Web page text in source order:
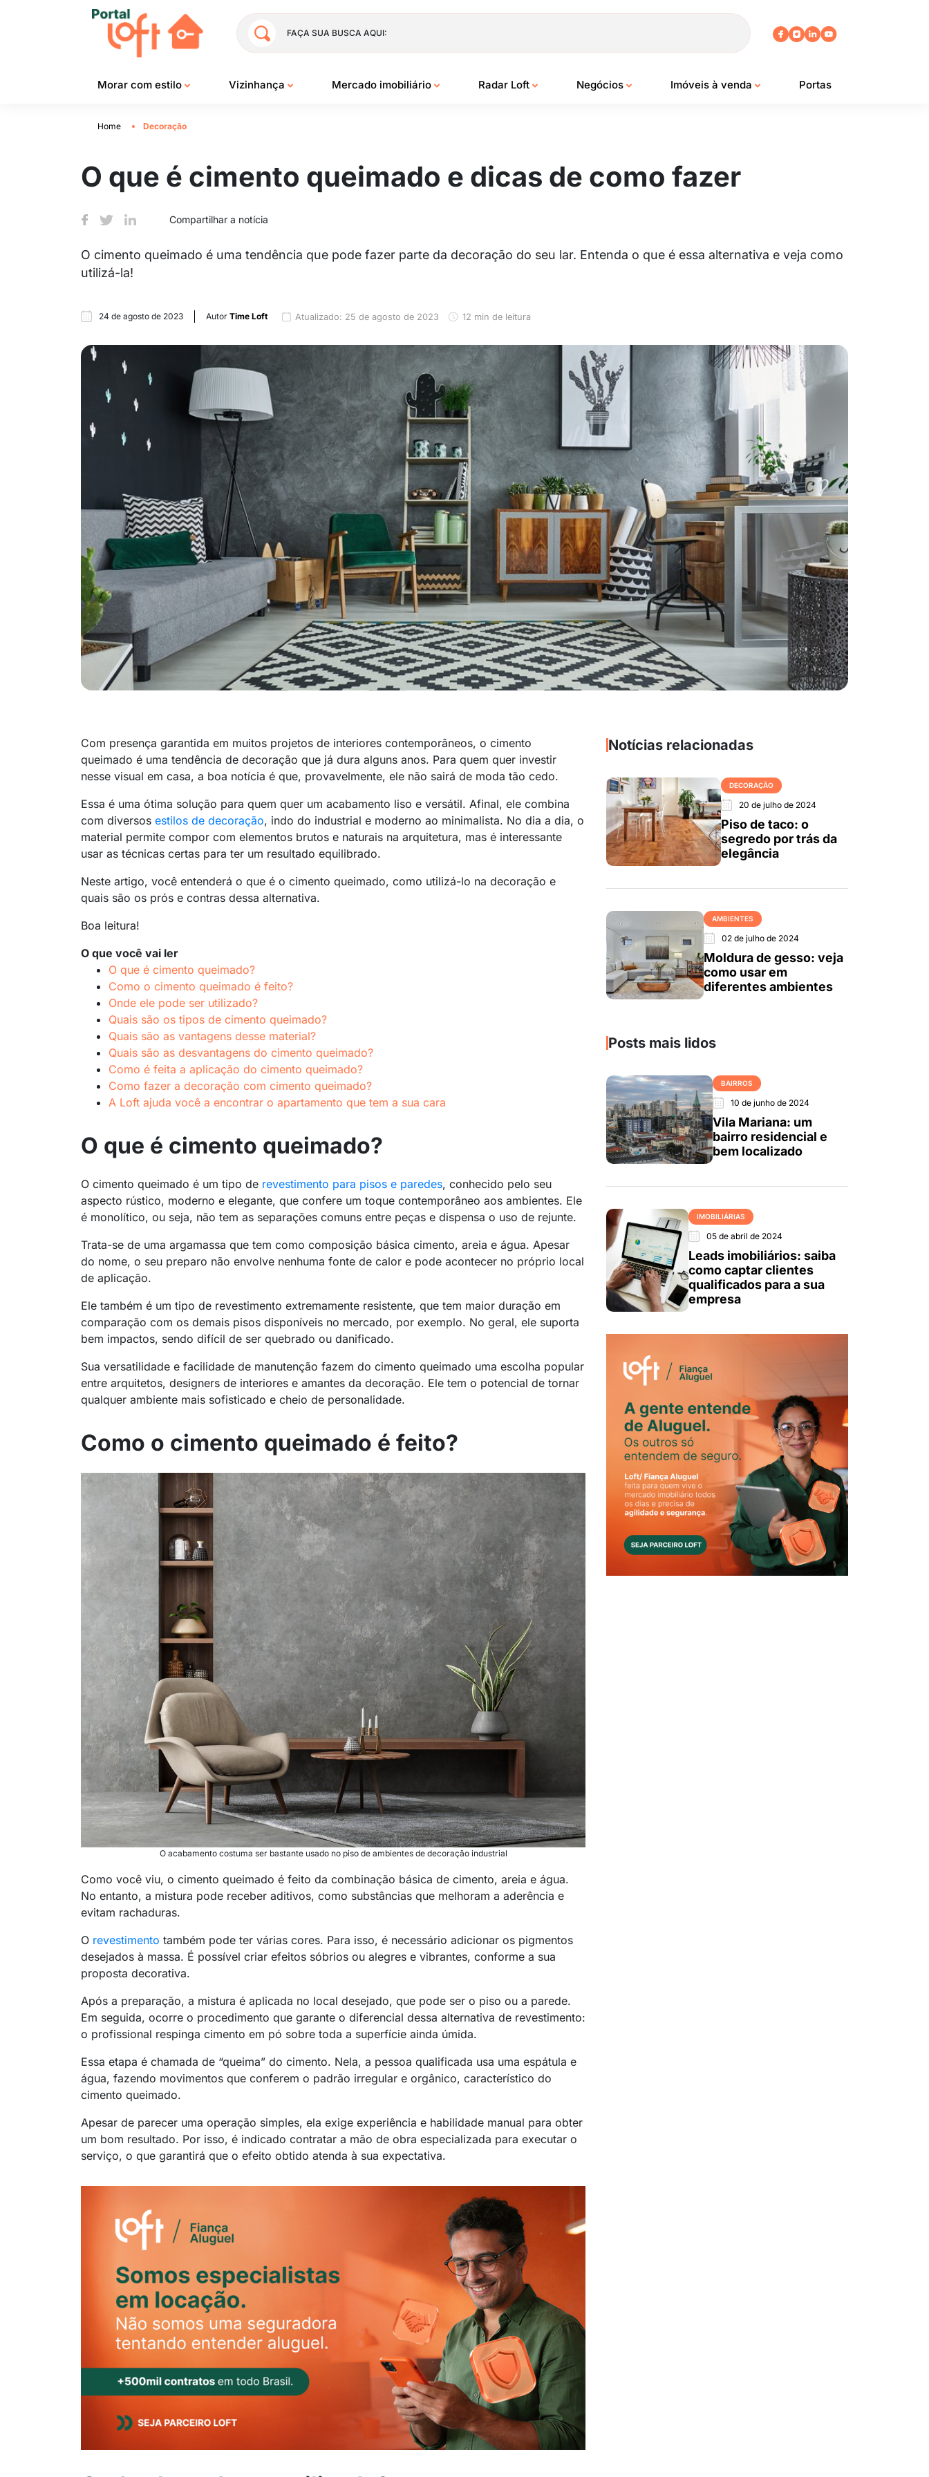
FAÇA SUA BUSCA AQUI:
Morar com estilo Vizinhança Mercado imobiliário Radar Loft Negócios Imóveis à venda Portas
Home Decoração
O que é cimento queimado e dicas de como fazer
Compartilhar a notícia
O cimento queimado é uma tendência que pode fazer parte da decoração do seu lar. Entenda o que é essa alternativa e veja como
utilizá-la!
24 de agosto de 2023 Autor Time Loft Atualizado: 25 de agosto de 2023 12 min de leitura
Com presença garantida em muitos projetos de interiores contemporâneos, o cimento
queimado é uma tendência de decoração que já dura alguns anos. Para quem quer investir
nesse visual em casa, a boa notícia é que, provavelmente, ele não sairá de moda tão cedo.
Essa é uma ótima solução para quem quer um acabamento liso e versátil. Afinal, ele combina
com diversos estilos de decoração, indo do industrial e moderno ao minimalista. No dia a dia, o
material permite compor com elementos brutos e naturais na arquitetura, mas é interessante
usar as técnicas certas para ter um resultado equilibrado.
Neste artigo, você entenderá o que é o cimento queimado, como utilizá-lo na decoração e
quais são os prós e contras dessa alternativa.
Boa leitura!
O que você vai ler
O que é cimento queimado?
Como o cimento queimado é feito?
Onde ele pode ser utilizado?
Quais são os tipos de cimento queimado?
Quais são as vantagens desse material?
Quais são as desvantagens do cimento queimado?
Como é feita a aplicação do cimento queimado?
Como fazer a decoração com cimento queimado?
A Loft ajuda você a encontrar o apartamento que tem a sua cara
O que é cimento queimado?
O cimento queimado é um tipo de revestimento para pisos e paredes, conhecido pelo seu
aspecto rústico, moderno e elegante, que confere um toque contemporâneo aos ambientes. Ele
é monolítico, ou seja, não tem as separações comuns entre peças e dispensa o uso de rejunte.
Trata-se de uma argamassa que tem como composição básica cimento, areia e água. Apesar
do nome, o seu preparo não envolve nenhuma fonte de calor e pode acontecer no próprio local
de aplicação.
Ele também é um tipo de revestimento extremamente resistente, que tem maior duração em
comparação com os demais pisos disponíveis no mercado, por exemplo. No geral, ele suporta
bem impactos, sendo difícil de ser quebrado ou danificado.
Sua versatilidade e facilidade de manutenção fazem do cimento queimado uma escolha popular
entre arquitetos, designers de interiores e amantes da decoração. Ele tem o potencial de tornar
qualquer ambiente mais sofisticado e cheio de personalidade.
Como o cimento queimado é feito?
O acabamento costuma ser bastante usado no piso de ambientes de decoração industrial
Como você viu, o cimento queimado é feito da combinação básica de cimento, areia e água.
No entanto, a mistura pode receber aditivos, como substâncias que melhoram a aderência e
evitam rachaduras.
O revestimento também pode ter várias cores. Para isso, é necessário adicionar os pigmentos
desejados à massa. É possível criar efeitos sóbrios ou alegres e vibrantes, conforme a sua
proposta decorativa.
Após a preparação, a mistura é aplicada no local desejado, que pode ser o piso ou a parede.
Em seguida, ocorre o procedimento que garante o diferencial dessa alternativa de revestimento:
o profissional respinga cimento em pó sobre toda a superfície ainda úmida.
Essa etapa é chamada de “queima” do cimento. Nela, a pessoa qualificada usa uma espátula e
água, fazendo movimentos que conferem o padrão irregular e orgânico, característico do
cimento queimado.
Apesar de parecer uma operação simples, ela exige experiência e habilidade manual para obter
um bom resultado. Por isso, é indicado contratar a mão de obra especializada para executar o
serviço, o que garantirá que o efeito obtido atenda à sua expectativa.
Notícias relacionadas
DECORAÇÃO
20 de julho de 2024
Piso de taco: o
segredo por trás da
elegância
AMBIENTES
02 de julho de 2024
Moldura de gesso: veja
como usar em
diferentes ambientes
Posts mais lidos
BAIRROS
10 de junho de 2024
Vila Mariana: um
bairro residencial e
bem localizado
IMOBILIÁRIAS
05 de abril de 2024
Leads imobiliários: saiba
como captar clientes
qualificados para a sua
empresa